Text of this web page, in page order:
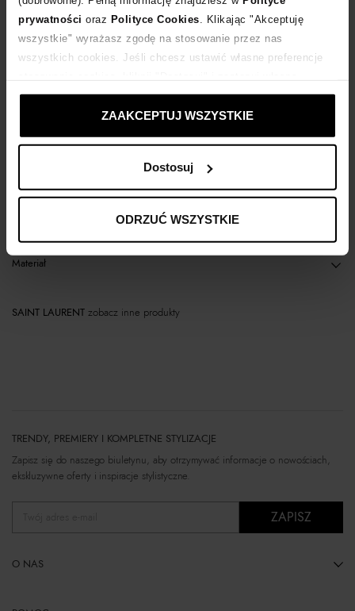
prywatności oraz Polityce Cookies . Klikając "Akceptuję
wszystkie" wyrażasz zgodę na stosowanie przez nas
wszystkich cookies. Jeśli chcesz ustawić własne preferencje
ustawienia prywatności.
ZAAKCEPTUJ WSZYSTKIE
Dostosuj
ODRZUĆ WSZYSTKIE
+328 punktówzyskujesz w Klubie Korzyści
Produkt partnerskiMoliera2
Materiał
SAINT LAURENT zobacz inne produkty
TRENDY, PREMIERY I KOMPLETNE STYLIZACJE
Zapisz się do naszego biuletynu, aby otrzymywać informacje o nowościach,
ekskluzywne oferty i inspiracje stylistyczne.
ZAPISZ
O NAS